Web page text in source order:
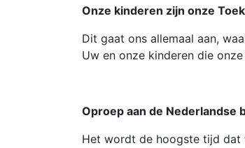
Onze kinderen zijn onze
Dit gaat ons allemaal aan,
Uw en onze kinderen die
Oproep aan de Nederlandse
Het wordt de hoogste tijd dat